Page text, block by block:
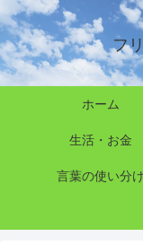
フ
ホーム
生活・お金
言葉の使い分け